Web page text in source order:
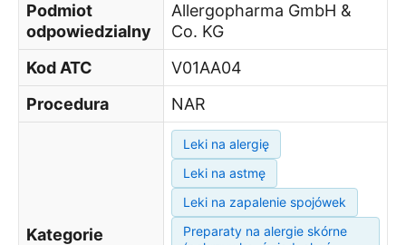
Podmiot
odpowiedzialny
Allergopharma GmbH &
Co. KG
Kod ATC
V01AA04
Procedura
NAR
Kategorie
Leki na alergię
Leki na astmę
Leki na zapalenie spojówek
Preparaty na alergie skórne